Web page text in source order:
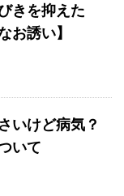
きを抑えた
お誘い】
いけど病気？
いて